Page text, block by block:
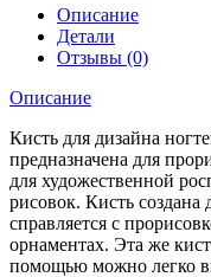
Описание
Детали
Отзывы (0)
Описание
Кисть для дизайна
предназначена для
для художественной
рисовок. Кисть
справляется с
орнаментах. Эта же
помощью можно легко